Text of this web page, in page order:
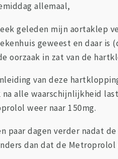
allemaal,
geleden mijn aortaklep
geweest en daar is
oorzaak in zat van de
van deze
alle waarschijnlijkheid
weer naar 150mg.
paar dagen verder nadat
dan dat de